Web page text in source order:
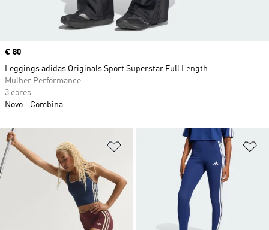
Adicionar à Lista de Desejos
Price
€ 80
Leggings adidas Originals Sport Superstar Full Length
Mulher Performance
3 cores
Novo
Combina